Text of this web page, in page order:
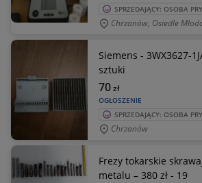
SPRZEDAJĄCY: OSOBA
Chrzanów, Osiedle
Siemens - 3WX3627-
sztuki
OGŁOSZENIE
70zł
SPRZEDAJĄCY: OSOBA
Chrzanów
Frezy tokarskie
metalu – 380 zł - 19